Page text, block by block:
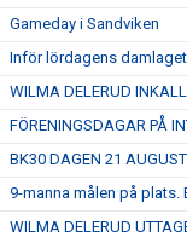
Gameday i Sandviken
Inför lördagens
WILMA DELERUD
FÖRENINGSDAGAR PÅ
BK30 DAGEN 21
9-manna målen på plats.
WILMA DELERUD